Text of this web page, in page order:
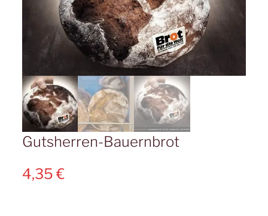
Gutsherren-Bauernbrot
4,35€